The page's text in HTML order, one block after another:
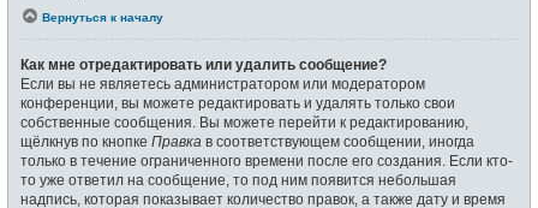
Вернуться к началу
Как мне отредактировать или удалить сообщение?
Если вы не являетесь администратором или модератором
конференции, вы можете редактировать и удалять только свои
собственные сообщения. Вы можете перейти к редактированию,
щёлкнув по кнопке Правка в соответствующем сообщении, иногда
только в течение ограниченного времени после его создания. Если кто-
то уже ответил на сообщение, то под ним появится небольшая
надпись, которая показывает количество правок, а также дату и время